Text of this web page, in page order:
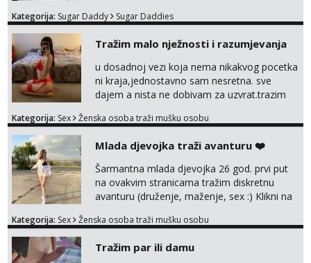
Kategorija: Sugar Daddy Sugar Daddies
Tražim malo nježnosti i razumjevanja
u dosadnoj vezi koja nema nikakvog pocetka
ni kraja,jednostavno sam nesretna. sve
dajem a nista ne dobivam za uzvrat.trazim
trazim puno samo malo njeznosti i
poljupce po tijelu koji me jako
pale,obozavam kad muskarac preuzme
kontrolu . javi se :) Klikni na link ispod i nadji
me tamo, cekam te!
Kategorija: Sex Ženska osoba traži mušku osobu
Mlada djevojka traži avanturu ❤️
Šarmantna mlada djevojka 26 god. prvi put
na ovakvim stranicama tražim diskretnu
avanturu (druženje, maženje, sex :) Klikni na
Kategorija: Sex Ženska osoba traži mušku osobu
Tražim par ili damu